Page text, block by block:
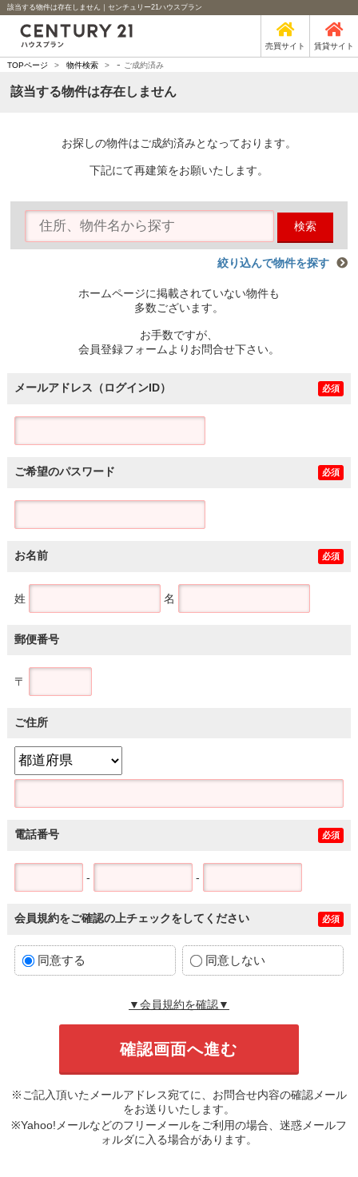
該当する物件は存在しません｜センチュリー21ハウスプラン
売買サイト 賃貸サイト
TOPページ > 物件検索 > - ご成約済み
該当する物件は存在しません
お探しの物件はご成約済みとなっております。
下記にて再建策をお願いたします。
検索
絞り込んで物件を探す
ホームページに掲載されていない物件も
多数ございます。
お手数ですが、
会員登録フォームよりお問合せ下さい。
メールアドレス（ログインID） 必須
ご希望のパスワード 必須
お名前 必須
姓 名
郵便番号
〒
ご住所
電話番号 必須
- -
会員規約をご確認の上チェックをしてください 必須
同意する 同意しない
▼会員規約を確認▼
※ご記入頂いたメールアドレス宛てに、お問合せ内容の確認メール
をお送りいたします。
※Yahoo!メールなどのフリーメールをご利用の場合、迷惑メールフ
ォルダに入る場合があります。